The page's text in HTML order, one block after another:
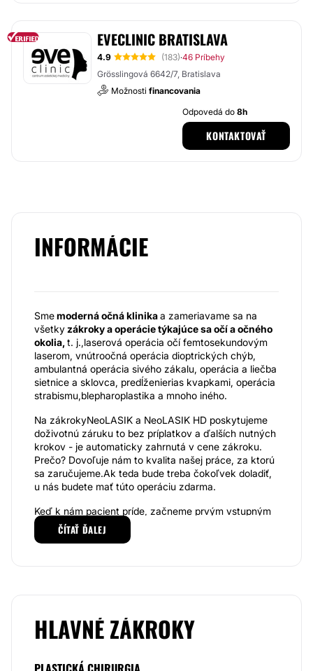
EVECLINIC BRATISLAVA
4.9 (183)·46 Príbehy
Grösslingová 6642/7, Bratislava
Možnosti financovania
Odpovedá do8h
KONTAKTOVAŤ
INFORMÁCIE
Smemoderná očná klinikaa zameriavame sa na
všetkyzákroky a operácie týkajúce sa očí a očného
okolia, t. j.,laserová operácia očí femtosekundovým
laserom, vnútroočná operácia dioptrických chýb,
ambulantná operácia sivého zákalu, operácia a liečba
sietnice a sklovca, predĺženierias kvapkami, operácia
strabismu,blepharoplastika a mnoho iného.
Na zákrokyNeoLASIK a NeoLASIK HD poskytujeme
doživotnú záruku to bez príplatkov a ďalších nutných
krokov - je automaticky zahrnutá v cene zákroku.
Prečo? Dovoľuje nám to kvalita našej práce, za ktorú
sa zaručujeme.Ak teda bude treba čokoľvek doladiť,
u nás budete mať túto operáciu zdarma.
Keď k nám pacient príde, začneme prvým vstupným
vyšetrením, vďaka ktorému zistíme podrobnú
anamnézu, presné dioptrie a dioptrický stav očí a
dôležité faktory pri výbere zákroku. Finančná stránka
zákroku a možnosti pacienti sú pri výbere tiež
ČÍTAŤ ĎALEJ
HLAVNÉ ZÁKROKY